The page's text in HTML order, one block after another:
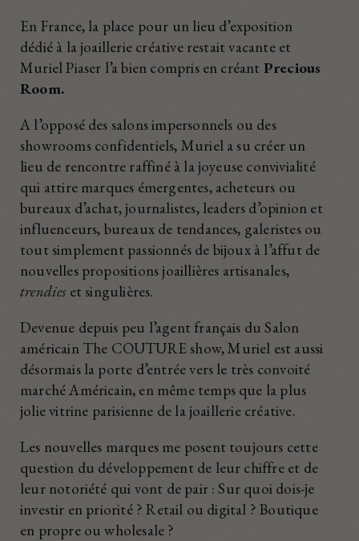
En France, la place pour un lieu d’exposition
dédié à la joaillerie créative restait vacante et
Muriel Piaser l’a bien compris en créant Precious
Room.
A l’opposé des salons impersonnels ou des
showrooms confidentiels, Muriel a su créer un
lieu de rencontre raffiné à la joyeuse convivialité
qui attire marques émergentes, acheteurs ou
bureaux d’achat, journalistes, leaders d’opinion et
influenceurs, bureaux de tendances, galeristes ou
tout simplement passionnés de bijoux à l’affut de
nouvelles propositions joaillières artisanales,
trendies et singulières.
Devenue depuis peu l’agent français du Salon
américain The COUTURE show, Muriel est aussi
désormais la porte d’entrée vers le très convoité
marché Américain, en même temps que la plus
jolie vitrine parisienne de la joaillerie créative.
Les nouvelles marques me posent toujours cette
question du développement de leur chiffre et de
leur notoriété qui vont de pair : Sur quoi dois-je
investir en priorité ? Retail ou digital ? Boutique
en propre ou wholesale ?